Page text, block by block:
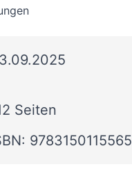
Seiten
9783150115565